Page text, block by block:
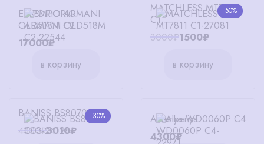
EMPORIO ARMANI
OLD518M C2
17000₽
в корзину
-50%
MATCHLESS MT7811
C1
3000₽1500₽
в корзину
-30%
BANISS BS8070 C03
4300₽3010₽
Alberiya WD0060P C4
4300₽